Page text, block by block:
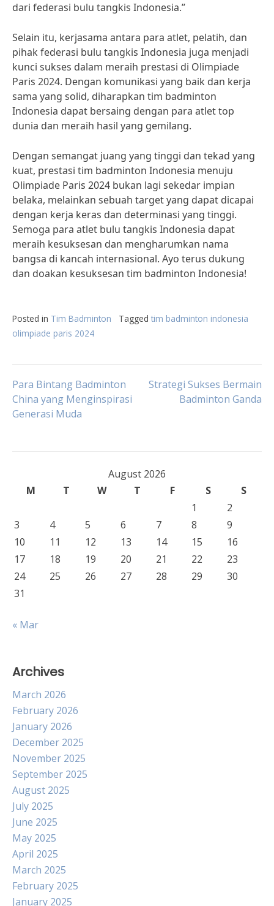
dari federasi bulu tangkis Indonesia.”
Selain itu, kerjasama antara para atlet, pelatih, dan
pihak federasi bulu tangkis Indonesia juga menjadi
kunci sukses dalam meraih prestasi di Olimpiade
Paris 2024. Dengan komunikasi yang baik dan kerja
sama yang solid, diharapkan tim badminton
Indonesia dapat bersaing dengan para atlet top
dunia dan meraih hasil yang gemilang.
Dengan semangat juang yang tinggi dan tekad yang
kuat, prestasi tim badminton Indonesia menuju
Olimpiade Paris 2024 bukan lagi sekedar impian
belaka, melainkan sebuah target yang dapat dicapai
dengan kerja keras dan determinasi yang tinggi.
Semoga para atlet bulu tangkis Indonesia dapat
meraih kesuksesan dan mengharumkan nama
bangsa di kancah internasional. Ayo terus dukung
dan doakan kesuksesan tim badminton Indonesia!
Posted in Tim Badminton Tagged tim badminton indonesia
olimpiade paris 2024
Post
navigation
Para Bintang Badminton
China yang Menginspirasi
Generasi Muda
Strategi Sukses Bermain
Badminton Ganda
August 2026
M
T W T F S
S
1
2
3
4 5 6 7 8
9
10
11 12 13 14 15
16
17
18 19 20 21 22
23
24
25 26 27 28 29
30
31
« Mar
Archives
March 2026
February 2026
January 2026
December 2025
November 2025
September 2025
August 2025
July 2025
June 2025
May 2025
April 2025
March 2025
February 2025
January 2025